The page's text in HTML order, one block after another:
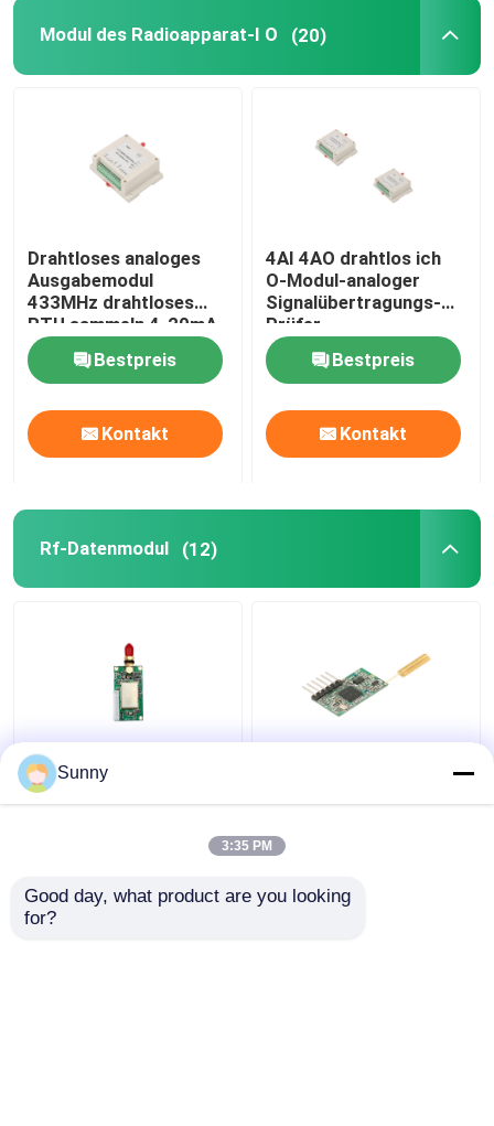
Modul des Radioapparat-I O (20)
Drahtloses analoges
Ausgabemodul
433MHz drahtloses
RTU sammeln 4-20mA,
0-5V, Signal 0-10V
Bestpreis
Kontakt
4AI 4AO drahtlos ich
O-Modul-analoger
Signalübertragungs-
Prüfer
Bestpreis
Kontakt
Rf-Datenmodul (12)
des Rf-433MHz
drahtlose
100mW Rf-Daten-
Modul TTLs
Sunny
3:35 PM
Good day, what product are you looking
for?